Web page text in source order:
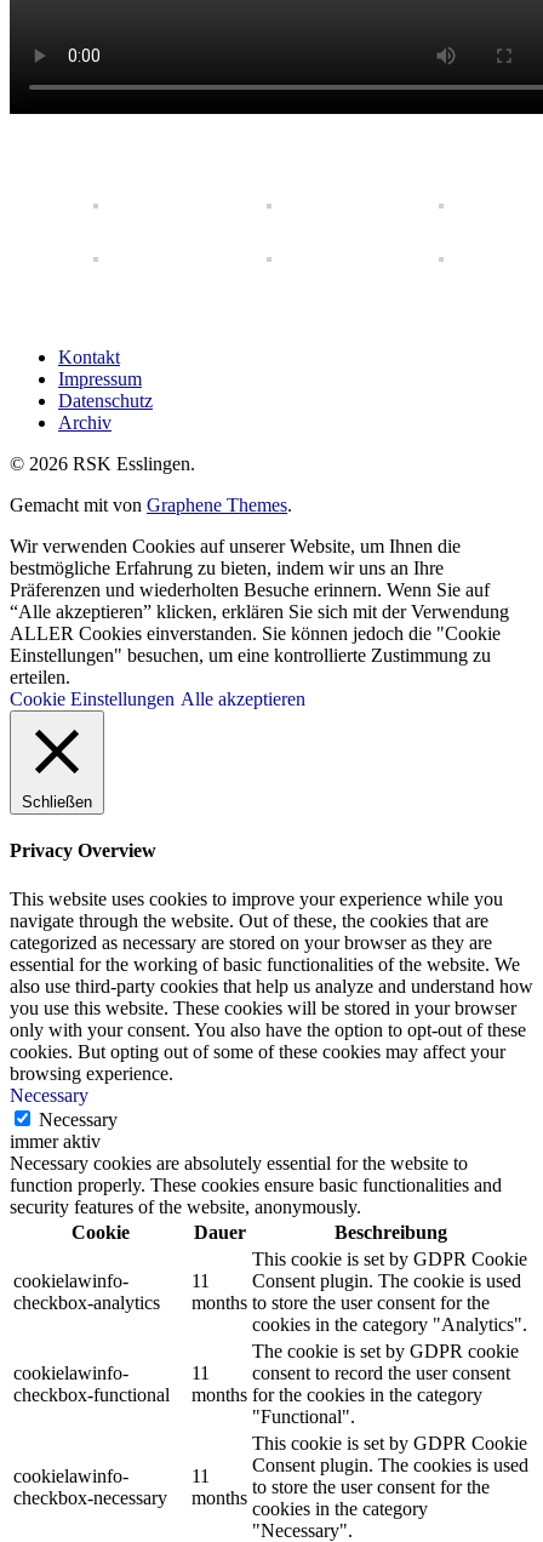
Kontakt
Impressum
Datenschutz
Archiv
© 2026 RSK Esslingen.
Gemacht mit von Graphene Themes.
Wir verwenden Cookies auf unserer Website, um Ihnen die
bestmögliche Erfahrung zu bieten, indem wir uns an Ihre
Präferenzen und wiederholten Besuche erinnern. Wenn Sie auf
“Alle akzeptieren” klicken, erklären Sie sich mit der Verwendung
ALLER Cookies einverstanden. Sie können jedoch die "Cookie
Einstellungen" besuchen, um eine kontrollierte Zustimmung zu
erteilen.
Cookie Einstellungen Alle akzeptieren
Schließen
Privacy Overview
This website uses cookies to improve your experience while you
navigate through the website. Out of these, the cookies that are
categorized as necessary are stored on your browser as they are
essential for the working of basic functionalities of the website. We
also use third-party cookies that help us analyze and understand how
you use this website. These cookies will be stored in your browser
only with your consent. You also have the option to opt-out of these
cookies. But opting out of some of these cookies may affect your
browsing experience.
Necessary
Necessary
immer aktiv
Necessary cookies are absolutely essential for the website to
function properly. These cookies ensure basic functionalities and
security features of the website, anonymously.
Cookie
Dauer Beschreibung
cookielawinfo-
checkbox-analytics
11
months
This cookie is set by GDPR Cookie
Consent plugin. The cookie is used
to store the user consent for the
cookies in the category "Analytics".
cookielawinfo-
checkbox-functional
11
months
The cookie is set by GDPR cookie
consent to record the user consent
for the cookies in the category
"Functional".
cookielawinfo-
checkbox-necessary
11
months
This cookie is set by GDPR Cookie
Consent plugin. The cookies is used
to store the user consent for the
cookies in the category
"Necessary".